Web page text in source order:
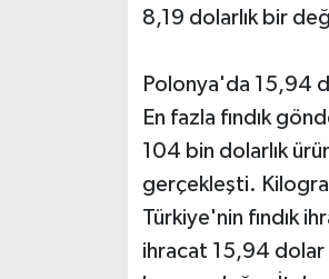
8,19 dolarlık bir
Polonya'da 15,94
En fazla fındık
104 bin dolarlık
gerçekleşti.
Türkiye'nin fındık
ihracat 15,94 dolar